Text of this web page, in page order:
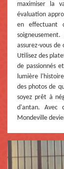
maximiser la
évaluation
en effectuant
assurez-vous
Utilisez des
de passionnés
lumière
des photos de
soyez prêt à
d'antan. Avec
Mondeville